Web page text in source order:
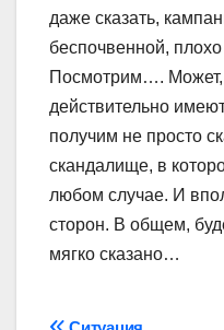
даже сказать,
беспочвенной,
Посмотрим….
действительно
получим не просто
скандалище, в
любом случае. И
сторон. В общем,
мягко сказано…